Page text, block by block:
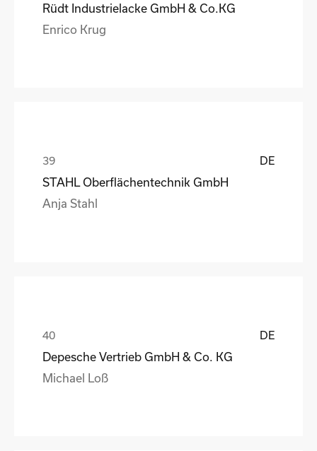
Rüdt Industrielacke GmbH & Co.KG
Enrico Krug
DE
STAHL Oberflächentechnik GmbH
Anja Stahl
DE
Depesche Vertrieb GmbH & Co. KG
Michael Loß